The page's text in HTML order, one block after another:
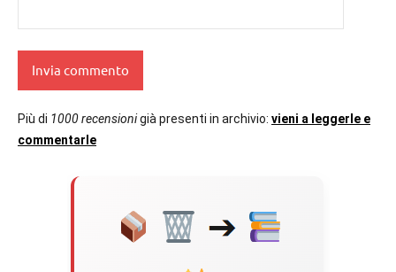
Più di 1000 recensionigià presenti in archivio: vieni a leggerle e
commentarle